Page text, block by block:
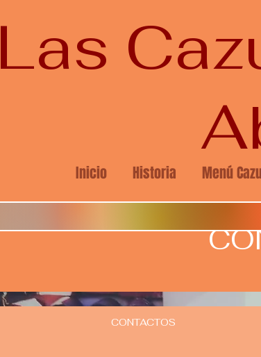
Las
Inicio Historia Menú
CONTACTOS